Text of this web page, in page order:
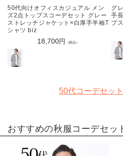
50代向けオフィスカジュアル メン
ズ2点トップスコーデセット グレー
ストレッチジャケット×白厚手半袖T
シャツ biz
通
18,700円 （税込）
グ
手
プ
50代コーデセッ
おすすめの秋服コーデセッ